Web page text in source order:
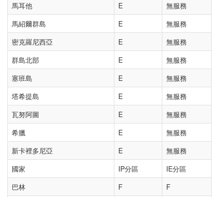
馬耳他
E
無服務
馬紹爾群島
E
無服務
密克羅尼西亞
E
無服務
群島北部
E
無服務
塞班島
E
無服務
塔希提島
E
無服務
瓦努阿圖
E
無服務
希臘
E
無服務
新卡裡多尼亞
E
無服務
國家
IP分區
IE分區
巴林
F
F